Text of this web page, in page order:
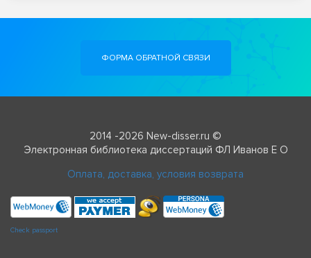
ФОРМА ОБРАТНОЙ СВЯЗИ
2014 -2026 New-disser.ru ©
Электронная библиотека диссертаций ФЛ Иванов Е О
Оплата, доставка, условия возврата
Check passport